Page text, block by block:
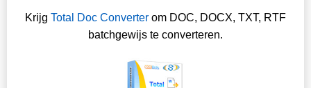
Krijg Total Doc Converter om DOC, DOCX, TXT, RTF
batchgewijs te converteren.